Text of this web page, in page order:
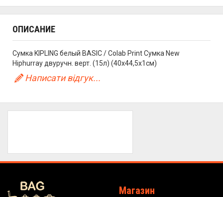
ОПИСАНИЕ
Сумка KIPLING белый BASIC / Colab Print Сумка New
Hiphurray двуручн. верт. (15л) (40x44,5x1см)
Написати відгук...
Магазин